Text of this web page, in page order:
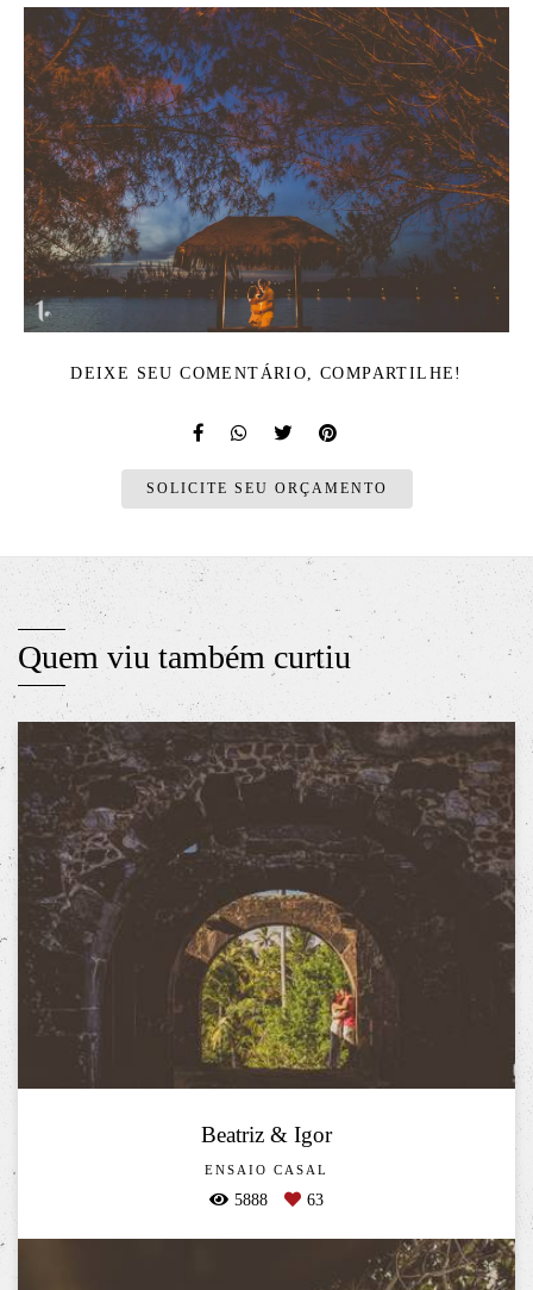
DEIXE SEU COMENTÁRIO, COMPARTILHE!
SOLICITE SEU ORÇAMENTO
Quem viu também curtiu
Beatriz & Igor
ENSAIO CASAL
5888 63